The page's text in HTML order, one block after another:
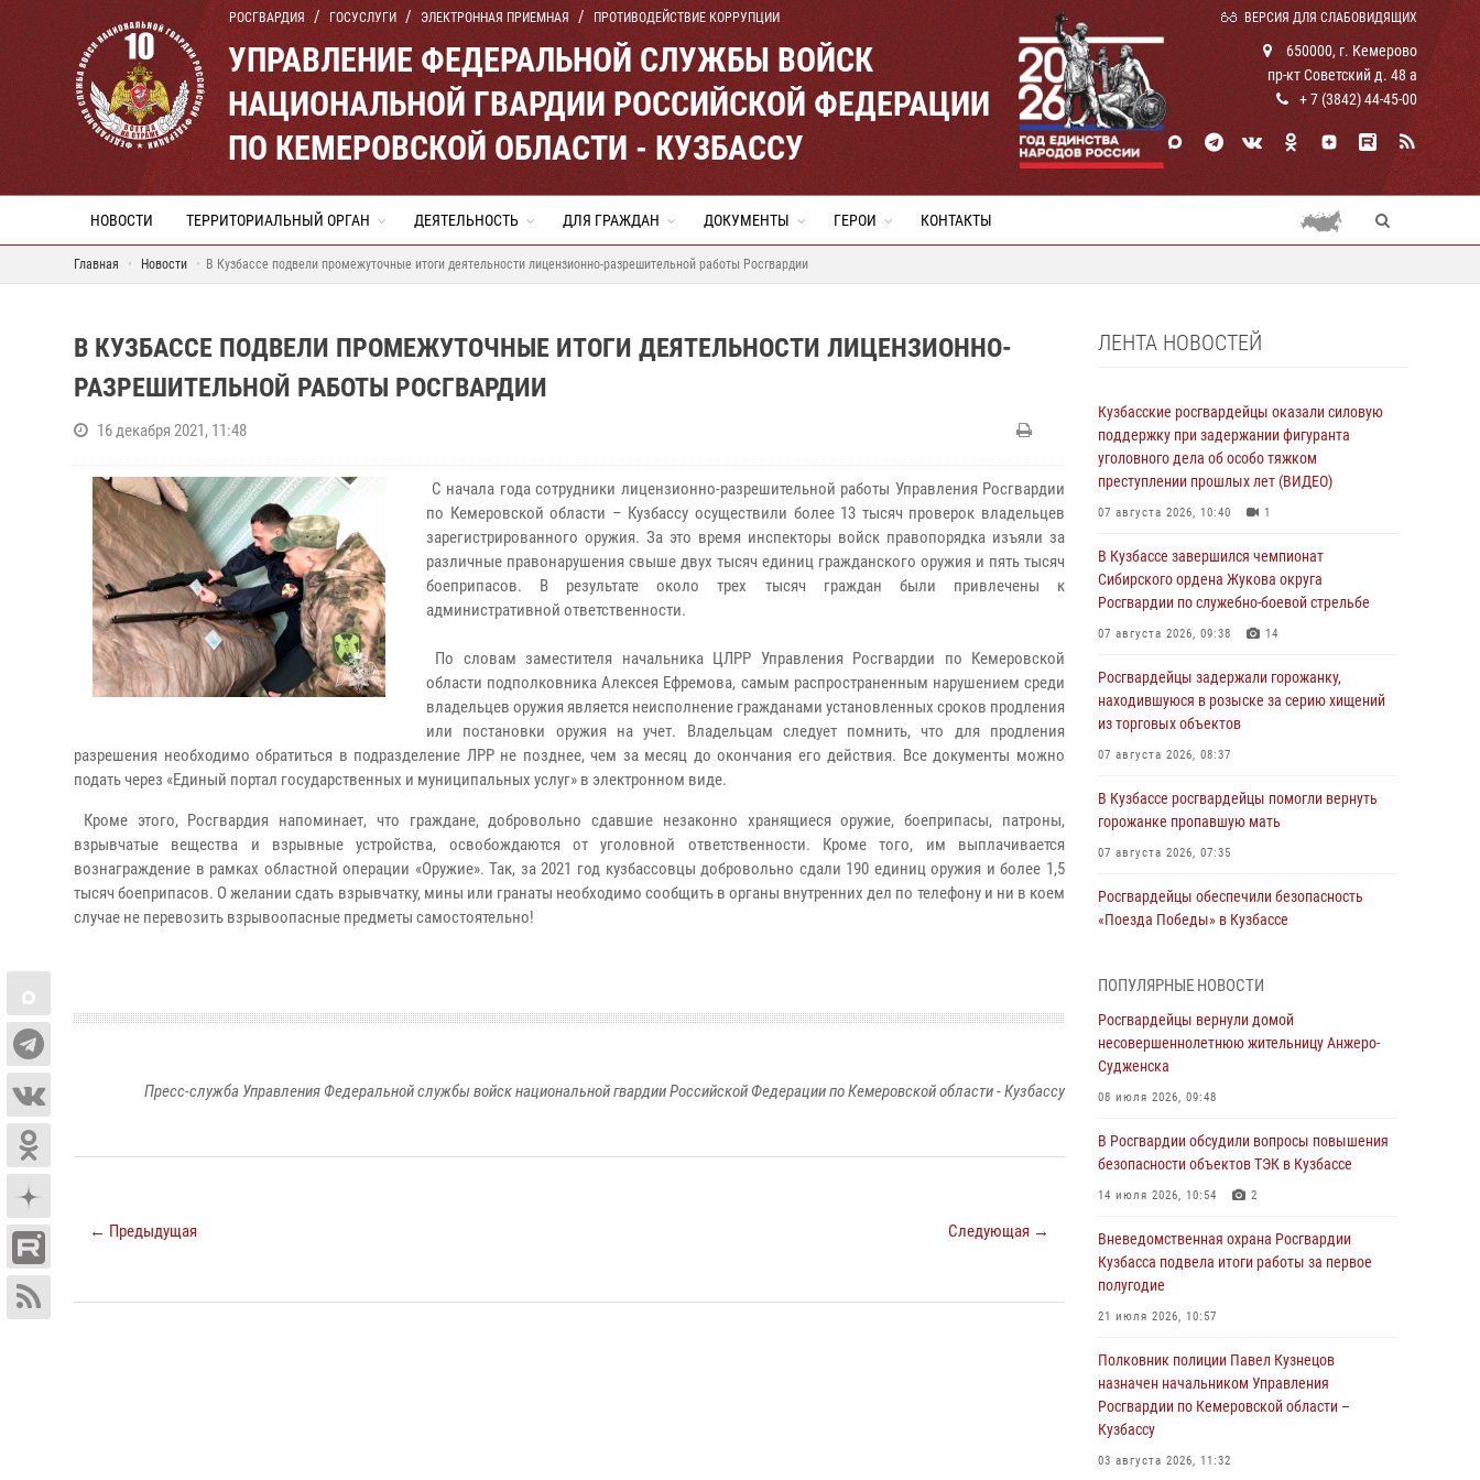
РОСГВАРДИЯ ГОСУСЛУГИ ЭЛЕКТРОННАЯ ПРИЕМНАЯ ПРОТИВОДЕЙСТВИЕ КОРРУПЦИИ ВЕРСИЯ ДЛЯ СЛАБОВИДЯЩИХ
УПРАВЛЕНИЕ ФЕДЕРАЛЬНОЙ СЛУЖБЫ ВОЙСК
НАЦИОНАЛЬНОЙ ГВАРДИИ РОССИЙСКОЙ ФЕДЕРАЦИИ
ПО КЕМЕРОВСКОЙ ОБЛАСТИ - КУЗБАССУ
650000, г. Кемерово
пр-кт Советский д. 48 а
+ 7 (3842) 44-45-00
НОВОСТИ ТЕРРИТОРИАЛЬНЫЙ ОРГАН ДЕЯТЕЛЬНОСТЬ ДЛЯ ГРАЖДАН ДОКУМЕНТЫ ГЕРОИ КОНТАКТЫ
Главная Новости В Кузбассе подвели промежуточные итоги деятельности лицензионно-разрешительной работы Росгвардии
В КУЗБАССЕ ПОДВЕЛИ ПРОМЕЖУТОЧНЫЕ ИТОГИ ДЕЯТЕЛЬНОСТИ ЛИЦЕНЗИОННО-
РАЗРЕШИТЕЛЬНОЙ РАБОТЫ РОСГВАРДИИ
16 декабря 2021, 11:48
С начала года сотрудники лицензионно-разрешительной работы Управления Росгвардии
по Кемеровской области – Кузбассу осуществили более 13 тысяч проверок владельцев
зарегистрированного оружия. За это время инспекторы войск правопорядка изъяли за
различные правонарушения свыше двух тысяч единиц гражданского оружия и пять тысяч
боеприпасов. В результате около трех тысяч граждан были привлечены к
административной ответственности.
По словам заместителя начальника ЦЛРР Управления Росгвардии по Кемеровской
области подполковника Алексея Ефремова, самым распространенным нарушением среди
владельцев оружия является неисполнение гражданами установленных сроков продления
или постановки оружия на учет. Владельцам следует помнить, что для продления
разрешения необходимо обратиться в подразделение ЛРР не позднее, чем за месяц до окончания его действия. Все документы можно
подать через «Единый портал государственных и муниципальных услуг» в электронном виде.
Кроме этого, Росгвардия напоминает, что граждане, добровольно сдавшие незаконно хранящиеся оружие, боеприпасы, патроны,
взрывчатые вещества и взрывные устройства, освобождаются от уголовной ответственности. Кроме того, им выплачивается
вознаграждение в рамках областной операции «Оружие». Так, за 2021 год кузбассовцы добровольно сдали 190 единиц оружия и более 1,5
тысяч боеприпасов. О желании сдать взрывчатку, мины или гранаты необходимо сообщить в органы внутренних дел по телефону и ни в коем
случае не перевозить взрывоопасные предметы самостоятельно!
Пресс-служба Управления Федеральной службы войск национальной гвардии Российской Федерации по Кемеровской области - Кузбассу
← Предыдущая Следующая →
ЛЕНТА НОВОСТЕЙ
Кузбасские росгвардейцы оказали силовую
поддержку при задержании фигуранта
уголовного дела об особо тяжком
преступлении прошлых лет (ВИДЕО)
07 августа 2026, 10:40 1
В Кузбассе завершился чемпионат
Сибирского ордена Жукова округа
Росгвардии по служебно-боевой стрельбе
07 августа 2026, 09:38 14
Росгвардейцы задержали горожанку,
находившуюся в розыске за серию хищений
из торговых объектов
07 августа 2026, 08:37
В Кузбассе росгвардейцы помогли вернуть
горожанке пропавшую мать
07 августа 2026, 07:35
Росгвардейцы обеспечили безопасность
«Поезда Победы» в Кузбассе
Генерал-полковник Олег Плохой поздравил
специалистов организационно-штатных
подразделений Росгвардии с
профессиональным праздником
07 августа 2026, 05:32
С 1 сентября 2026 года вступает в силу новый
федеральный закон о частной охранной
Росгвардейцы задержали предполагаемого
виновника причинения ножевого ранения
Росгвардейцы задержали мужчину,
повредившего имущество горожанки
06 августа 2026, 08:17
ПОПУЛЯРНЫЕ НОВОСТИ
Росгвардейцы вернули домой
несовершеннолетнюю жительницу Анжеро-
Судженска
08 июля 2026, 09:48
В Росгвардии обсудили вопросы повышения
безопасности объектов ТЭК в Кузбассе
14 июля 2026, 10:54 2
Вневедомственная охрана Росгвардии
Кузбасса подвела итоги работы за первое
полугодие
21 июля 2026, 10:57
Полковник полиции Павел Кузнецов
назначен начальником Управления
Росгвардии по Кемеровской области –
Кузбассу
03 августа 2026, 11:32